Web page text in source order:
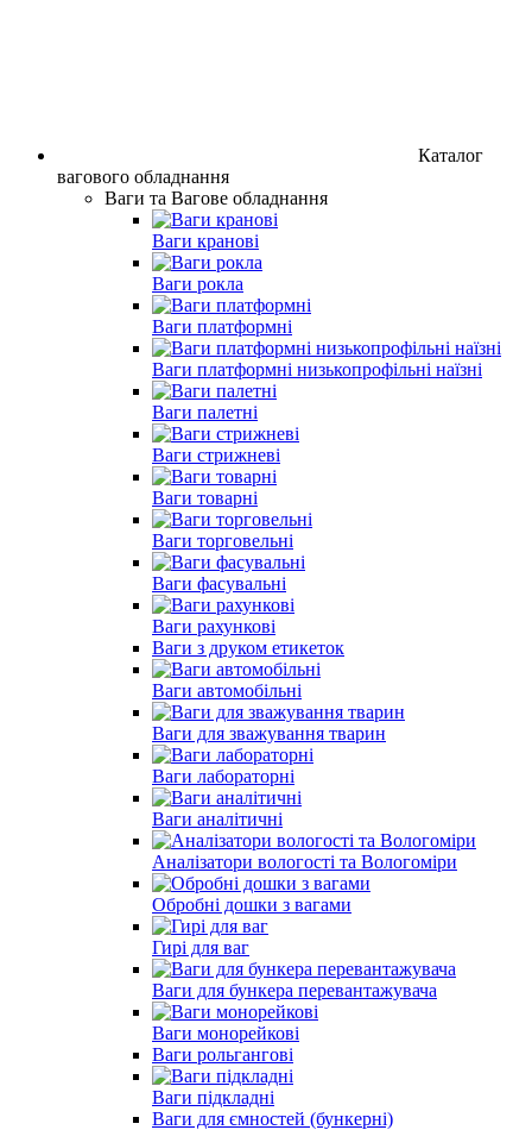
Каталог
вагового обладнання
Ваги та Вагове обладнання
Ваги кранові
Ваги рокла
Ваги платформні
Ваги платформні низькопрофільні наїзні
Ваги палетні
Ваги стрижневі
Ваги товарні
Ваги торговельні
Ваги фасувальні
Ваги рахункові
Ваги з друком етикеток
Ваги автомобільні
Ваги для зважування тварин
Ваги лабораторні
Ваги аналітичні
Аналізатори вологості та Вологоміри
Обробні дошки з вагами
Гирі для ваг
Ваги для бункера перевантажувача
Ваги монорейкові
Ваги рольгангові
Ваги підкладні
Ваги для ємностей (бункерні)